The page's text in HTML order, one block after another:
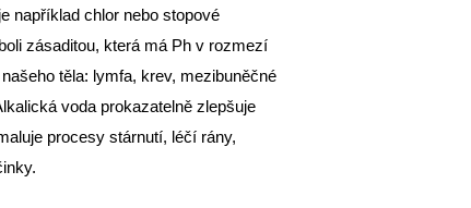
například chlor nebo stopové
zásaditou, která má Ph v rozmezí
těla: lymfa, krev, mezibuněčné
voda prokazatelně zlepšuje
procesy stárnutí, léčí rány,